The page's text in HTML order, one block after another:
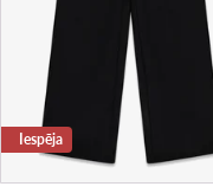
Iespēja